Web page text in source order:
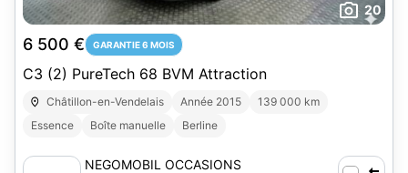
20
6 500 € GARANTIE 6 MOIS
C3 (2) PureTech 68 BVM Attraction
Châtillon-en-Vendelais Année 2015
139 000 km
Essence
Boîte manuelle Berline
NEGOMOBIL OCCASIONS